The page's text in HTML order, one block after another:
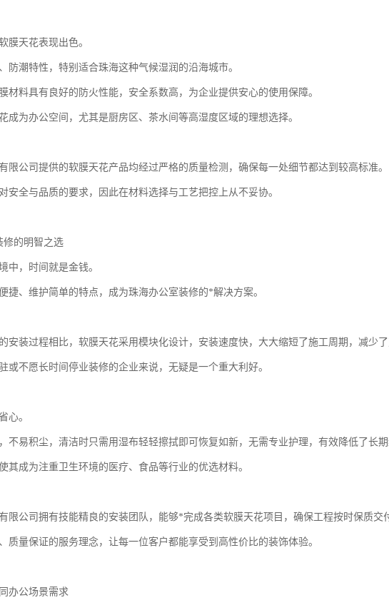
膜天花表现出色。
防潮特性，特别适合珠海这种气候湿润的沿海城市。
材料具有良好的防火性能，安全系数高，为企业提供安心的使用保障。
成为办公空间，尤其是厨房区、茶水间等高湿度区域的理想选择。
限公司提供的软膜天花产品均经过严格的质量检测，确保每一处细节都达到较高标准。
安全与品质的要求，因此在材料选择与工艺把控上从不妥协。
修的明智之选
中，时间就是金钱。
捷、维护简单的特点，成为珠海办公室装修的*解决方案。
安装过程相比，软膜天花采用模块化设计，安装速度快，大大缩短了施工周期，减少了
或不愿长时间停业装修的企业来说，无疑是一个重大利好。
心。
不易积尘，清洁时只需用湿布轻轻擦拭即可恢复如新，无需专业护理，有效降低了长期
其成为注重卫生环境的医疗、食品等行业的优选材料。
限公司拥有技能精良的安装团队，能够*完成各类软膜天花项目，确保工程按时保质交
质量保证的服务理念，让每一位客户都能享受到高性价比的装饰体验。
办公场景需求